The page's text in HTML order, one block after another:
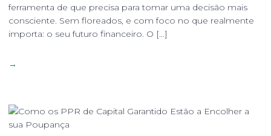
ferramenta de que precisa para tomar uma decisão mais
consciente. Sem floreados, e com foco no que realmente
importa: o seu futuro financeiro. O […]
→